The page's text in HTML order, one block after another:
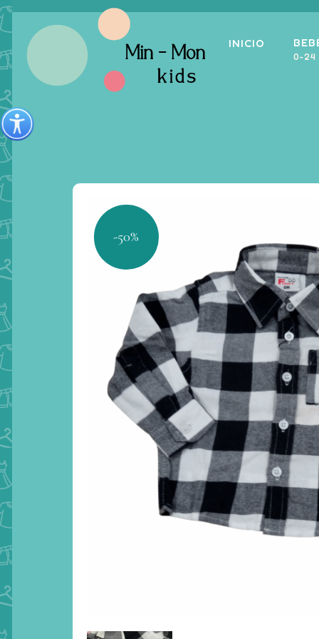
INICIO
0-24
-50%